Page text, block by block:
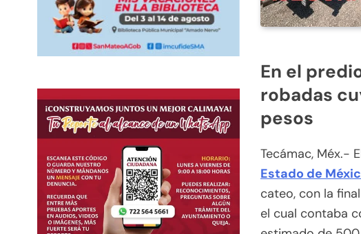
En el
robadas
pesos
Tecámac, Méx.-
Estado de
cateo, con la
el cual contaba